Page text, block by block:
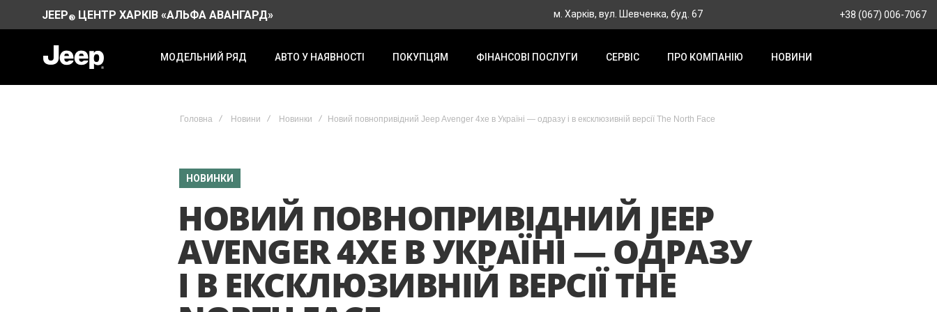
JEEP® ЦЕНТР ХАРКІВ «АЛЬФА АВАНГАРД» м. Харків, вул. Шевченка, буд. 67 +38 (067) 006-7067
МОДЕЛЬНИЙ РЯД АВТО У НАЯВНОСТІ ПОКУПЦЯМ ФІНАНСОВІ ПОСЛУГИ СЕРВІС ПРО КОМПАНІЮ НОВИНИ
Головна Новини Новинки Новий повно­привідний Jeep Avenger 4xe в Україні — одразу і в ексклюзивній версії The North Face
НОВИНКИ
НОВИЙ ПОВНО­ПРИВІДНИЙ JEEP
AVENGER 4XE В УКРАЇНІ — ОДРАЗУ
І В ЕКСКЛЮЗИВНІЙ ВЕРСІЇ THE